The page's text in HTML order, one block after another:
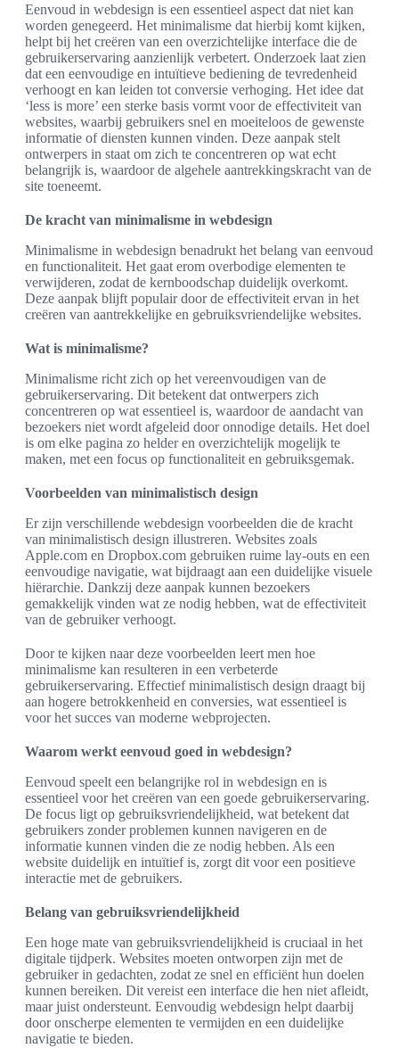
Eenvoud in webdesign is een essentieel aspect dat niet kan
worden genegeerd. Het minimalisme dat hierbij komt kijken,
helpt bij het creëren van een overzichtelijke interface die de
gebruikerservaring aanzienlijk verbetert. Onderzoek laat zien
dat een eenvoudige en intuïtieve bediening de tevredenheid
verhoogt en kan leiden tot conversie verhoging. Het idee dat
‘less is more’ een sterke basis vormt voor de effectiviteit van
websites, waarbij gebruikers snel en moeiteloos de gewenste
informatie of diensten kunnen vinden. Deze aanpak stelt
ontwerpers in staat om zich te concentreren op wat echt
belangrijk is, waardoor de algehele aantrekkingskracht van de
site toeneemt.
De kracht van minimalisme in webdesign
Minimalisme in webdesign benadrukt het belang van eenvoud
en functionaliteit. Het gaat erom overbodige elementen te
verwijderen, zodat de kernboodschap duidelijk overkomt.
Deze aanpak blijft populair door de effectiviteit ervan in het
creëren van aantrekkelijke en gebruiksvriendelijke websites.
Wat is minimalisme?
Minimalisme richt zich op het vereenvoudigen van de
gebruikerservaring. Dit betekent dat ontwerpers zich
concentreren op wat essentieel is, waardoor de aandacht van
bezoekers niet wordt afgeleid door onnodige details. Het doel
is om elke pagina zo helder en overzichtelijk mogelijk te
maken, met een focus op functionaliteit en gebruiksgemak.
Voorbeelden van minimalistisch design
Er zijn verschillende webdesign voorbeelden die de kracht
van minimalistisch design illustreren. Websites zoals
Apple.com en Dropbox.com gebruiken ruime lay-outs en een
eenvoudige navigatie, wat bijdraagt aan een duidelijke visuele
hiërarchie. Dankzij deze aanpak kunnen bezoekers
gemakkelijk vinden wat ze nodig hebben, wat de effectiviteit
van de gebruiker verhoogt.
Door te kijken naar deze voorbeelden leert men hoe
minimalisme kan resulteren in een verbeterde
gebruikerservaring. Effectief minimalistisch design draagt bij
aan hogere betrokkenheid en conversies, wat essentieel is
voor het succes van moderne webprojecten.
Waarom werkt eenvoud goed in webdesign?
Eenvoud speelt een belangrijke rol in webdesign en is
essentieel voor het creëren van een goede gebruikerservaring.
De focus ligt op gebruiksvriendelijkheid, wat betekent dat
gebruikers zonder problemen kunnen navigeren en de
informatie kunnen vinden die ze nodig hebben. Als een
website duidelijk en intuïtief is, zorgt dit voor een positieve
interactie met de gebruikers.
Belang van gebruiksvriendelijkheid
Een hoge mate van gebruiksvriendelijkheid is cruciaal in het
digitale tijdperk. Websites moeten ontworpen zijn met de
gebruiker in gedachten, zodat ze snel en efficiënt hun doelen
kunnen bereiken. Dit vereist een interface die hen niet afleidt,
maar juist ondersteunt. Eenvoudig webdesign helpt daarbij
door onscherpe elementen te vermijden en een duidelijke
navigatie te bieden.